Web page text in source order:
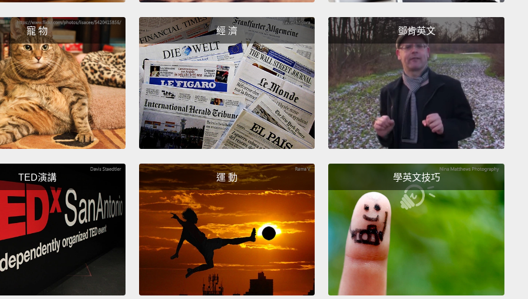
Number 9: You're so awesome I named my dog after you.
Wait, wait, wait! That could hurt someone's feelings. I
mean "boat." I named my boat after you. Wait! Who even
has a boat? You're so awesome I legally changed my
name to yours. Wait, that's super creepy. Just tell people
they're awesome and mean it!
九：你太棒了，所以我用你的名字替小狗取名。等等、等等、
等等!那樣可能會傷害人家的感情。我是說「船」。我用你的名
字來替我的船取名。等等!誰會有船啊？你太棒了，所以我依法
改名成你的名字。等等，那超詭異。反正就告訴人們他們很
棒，而且真心那樣覺得就對了!
Number 8:
Hello, person that I've never met before! Here's
a high five!
八：哈囉，我以前從未見過的人!來擊掌吧!
寵 物 經 濟 鄧肯英文
TED演講 運 動 學英文技巧